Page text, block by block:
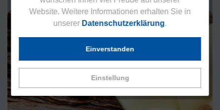
Website. Weitere Informationen erhalten Sie in
unserer Datenschutzerklärung.
Einstellung
Einverstanden